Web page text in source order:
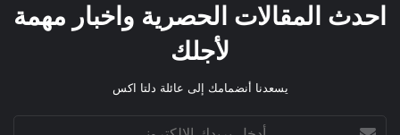
احدث المقالات الحصرية واخبار مهمة
لأجلك
يسعدنا أنضمامك إلى عائلة دلتا اكس
أدخل